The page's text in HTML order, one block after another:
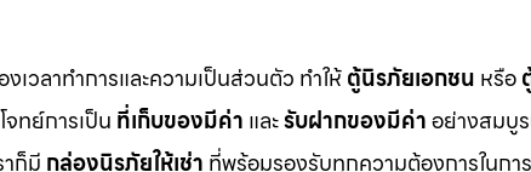
งเวลาทำการและความเป็นส่วนตัว ทำให้ตู้นิรภัยเอกชน หรือ
ทย์การเป็น ที่เก็บของมีค่า และรับฝากของมีค่าอย่างสมบู
าก็มี กล่องนิรภัยให้เช่า ที่พร้อมรองรับทุกความต้องการในการ